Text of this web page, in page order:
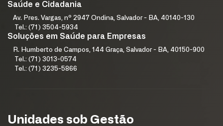
Saúde e Cidadania
Av. Pres. Vargas, nº 2947 Ondina, Salvador - BA, 40140-130
Tel.: (71) 3504-5934
Soluções em Saúde para Empresas
R. Humberto de Campos, 144 Graça, Salvador - BA, 40150-900
Tel.: (71) 3013-0574
Tel.: (71) 3235-5866
Unidades sob Gestão